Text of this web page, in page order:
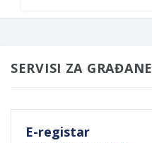
SERVISI ZA GRAĐANE
E-registar